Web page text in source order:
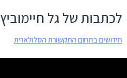
לכתבות של גל חיימוביץ
חידושים בתחום התקשורת הסלולארית